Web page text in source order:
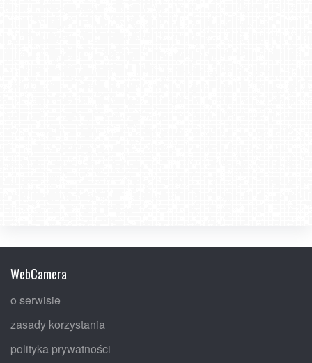
WebCamera
o serwisie
zasady korzystania
polityka prywatności